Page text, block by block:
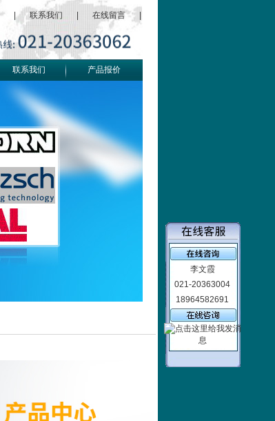
联系我们 在线留言
联系我们 产品报价
李文霞
021-20363004
18964582691